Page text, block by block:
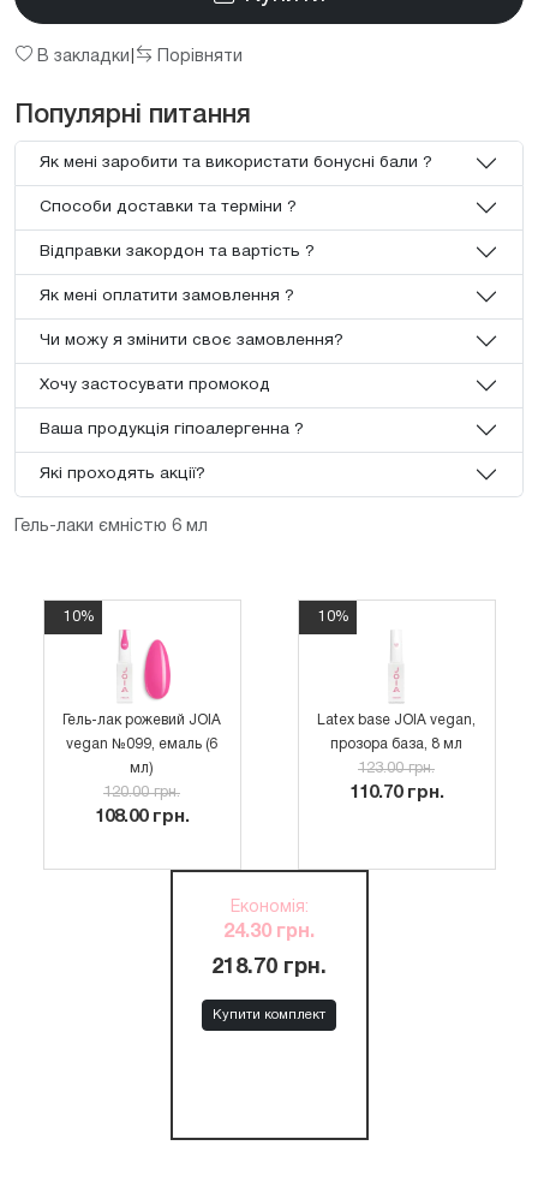
В закладки Порівняти
Популярні питання
Як мені заробити та використати бонусні бали ?
Способи доставки та терміни ?
Відправки закордон та вартість ?
Як мені оплатити замовлення ?
Чи можу я змінити своє замовлення?
Хочу застосувати промокод
Ваша продукція гіпоалергенна ?
Які проходять акції?
Гель-лаки ємністю 6 мл
10%
Гель-лак рожевий JOIA
vegan №099, емаль (6
мл)
120.00 грн.
108.00 грн.
10%
Latex base JOIA vegan,
прозора база, 8 мл
123.00 грн.
110.70 грн.
Економія:
24.30 грн.
218.70 грн.
Купити комплект